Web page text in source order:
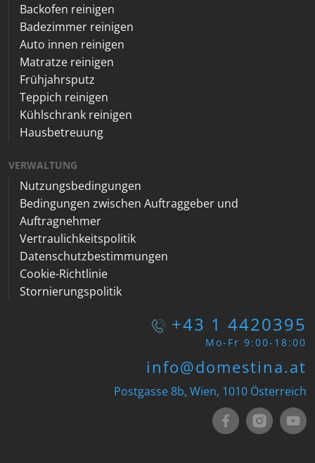
Backofen reinigen
Badezimmer reinigen
Auto innen reinigen
Matratze reinigen
Frühjahrsputz
Teppich reinigen
Kühlschrank reinigen
Hausbetreuung
VERWALTUNG
Nutzungsbedingungen
Bedingungen zwischen Auftraggeber und
Auftragnehmer
Vertraulichkeitspolitik
Datenschutzbestimmungen
Cookie-Richtlinie
Stornierungspolitik
+43 1 4420395
Mo-Fr 9:00-18:00
info@domestina.at
Postgasse 8b, Wien, 1010 Österreich